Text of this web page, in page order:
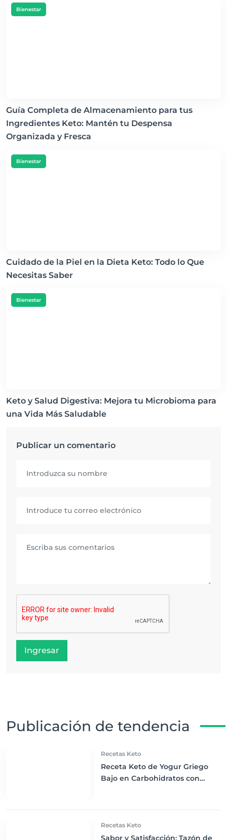
Bienestar
Guía Completa de Almacenamiento para tus
Ingredientes Keto: Mantén tu Despensa
Organizada y Fresca
Bienestar
Cuidado de la Piel en la Dieta Keto: Todo lo Que
Necesitas Saber
Bienestar
Keto y Salud Digestiva: Mejora tu Microbioma para
una Vida Más Saludable
Publicar un comentario
Ingresar
Publicación de tendencia
Recetas Keto
Receta Keto de Yogur Griego
Bajo en Carbohidratos con
Recetas Keto
Sabor y Satisfacción: Tazón de